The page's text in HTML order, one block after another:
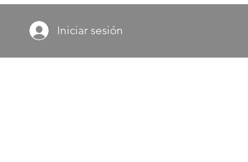
Iniciar sesión